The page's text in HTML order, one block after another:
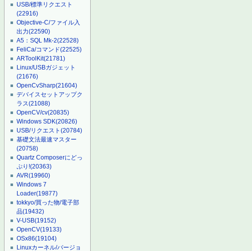
USB/標準リクエスト
(22916)
Objective-C/ファイル入
出力(22590)
A5：SQL Mk-2(22528)
FeliCa/コマンド(22525)
ARToolKit(21781)
Linux/USBガジェット
(21676)
OpenCvSharp(21604)
デバイスセットアップク
ラス(21088)
OpenCV/cv(20835)
Windows SDK(20826)
USB/リクエスト(20784)
基礎文法最速マスター
(20758)
Quartz Composerにどっ
ぷり!(20363)
AVR(19960)
Windows 7
Loader(19877)
tokkyo/買った物/電子部
品(19432)
V-USB(19152)
OpenCV(19133)
OSx86(19104)
Linuxカーネル/バージョ